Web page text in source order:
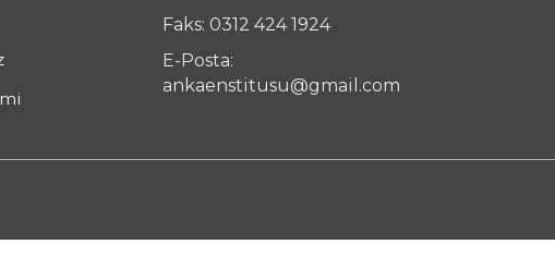
Faks: 0312 424 1924
E-Posta:
ankaenstitusu@gmail.com